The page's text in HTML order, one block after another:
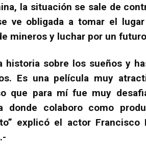
la situación se sale de
ve obligada a tomar el
mineros y luchar por un
historia sobre los sueños y
Es una película muy
que para mí fue muy
donde colaboro como
explicó el actor